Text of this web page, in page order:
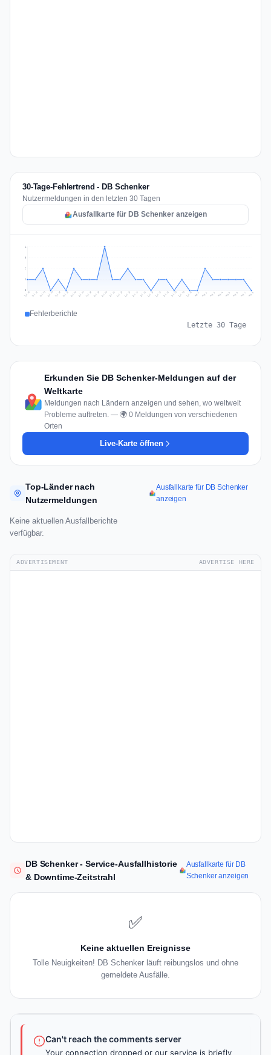
30-Tage-Fehlertrend - DB Schenker
Nutzermeldungen in den letzten 30 Tagen
Ausfallkarte für DB Schenker anzeigen
1
2
3
4
Jul 10 Jul 11 Jul 12 Jul 13 Jul 14 Jul 15 Jul 16 Jul 17 Jul 18 Jul 19 Jul 20 Jul 21 Jul 22 Jul 23 Jul 24 Jul 25 Jul 26 Jul 27 Jul 28 Jul 29 Jul 30 Jul 31 Aug 1 Aug 2 Aug 3 Aug 4 Aug 5 Aug 6 Aug 7 Aug 8
Fehlerberichte
Letzte 30 Tage
Erkunden Sie DB Schenker-Meldungen auf der
Weltkarte
Meldungen nach Ländern anzeigen und sehen, wo weltweit
Probleme auftreten. — 🌍 0 Meldungen von verschiedenen
Orten
Live-Karte öffnen
Top-Länder nach
Nutzermeldungen
Ausfallkarte für DB Schenker
anzeigen
Keine aktuellen Ausfallberichte
verfügbar.
ADVERTISEMENT ADVERTISE HERE
DB Schenker - Service-Ausfallhistorie
& Downtime-Zeitstrahl
Ausfallkarte für DB
Schenker anzeigen
✅
Keine aktuellen Ereignisse
Tolle Neuigkeiten! DB Schenker läuft reibungslos und ohne
gemeldete Ausfälle.
Can't reach the comments server
Your connection dropped or our service is briefly